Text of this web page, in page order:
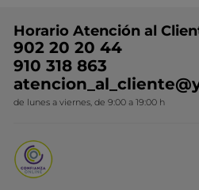
Conviértete en Franquiciada
Ideas de Regalo
Colección Monoi
Novedades del mes
Contacto
Horario Atención al
902 20 20 44
910 318 863
de lunes a viernes, de 9:00 a 19:00 h